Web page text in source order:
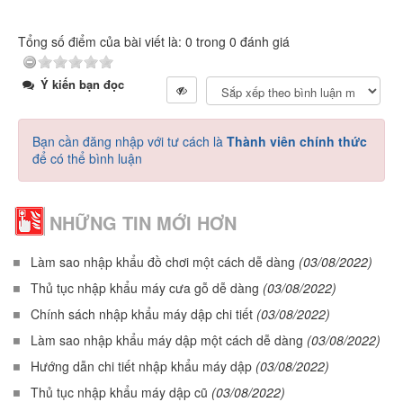
Tổng số điểm của bài viết là: 0 trong 0 đánh giá
Ý kiến bạn đọc
Bạn cần đăng nhập với tư cách là Thành viên chính thức
để có thể bình luận
NHỮNG TIN MỚI HƠN
Làm sao nhập khẩu đồ chơi một cách dễ dàng (03/08/2022)
Thủ tục nhập khẩu máy cưa gỗ dễ dàng (03/08/2022)
Chính sách nhập khẩu máy dập chi tiết (03/08/2022)
Làm sao nhập khẩu máy dập một cách dễ dàng (03/08/2022)
Hướng dẫn chi tiết nhập khẩu máy dập (03/08/2022)
Thủ tục nhập khẩu máy dập cũ (03/08/2022)